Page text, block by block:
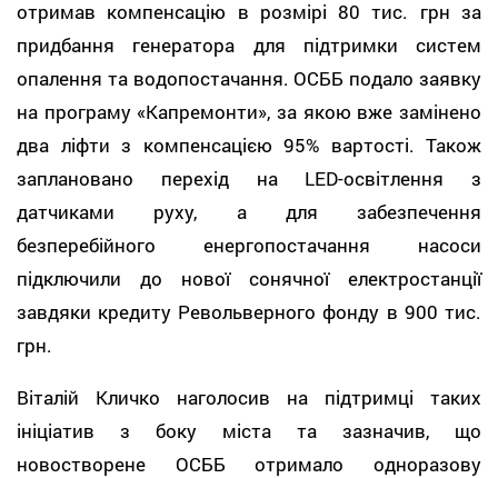
отримав компенсацію в розмірі 80 тис. грн за
придбання генератора для підтримки систем
опалення та водопостачання. ОСББ подало заявку
на програму «Капремонти», за якою вже замінено
два ліфти з компенсацією 95% вартості. Також
заплановано перехід на LED-освітлення з
датчиками руху, а для забезпечення
безперебійного енергопостачання насоси
підключили до нової сонячної електростанції
завдяки кредиту Револьверного фонду в 900 тис.
грн.
Віталій Кличко наголосив на підтримці таких
ініціатив з боку міста та зазначив, що
новостворене ОСББ отримало одноразову